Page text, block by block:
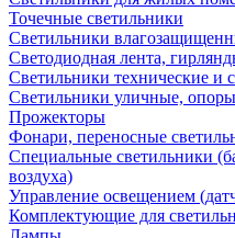
Точечные светильники
Светильники
Светодиодная лента,
Светильники технические и
Светильники уличные, опоры
Прожекторы
Фонари, переносные
Специальные светильники
воздуха)
Управление освещением
Комплектующие для